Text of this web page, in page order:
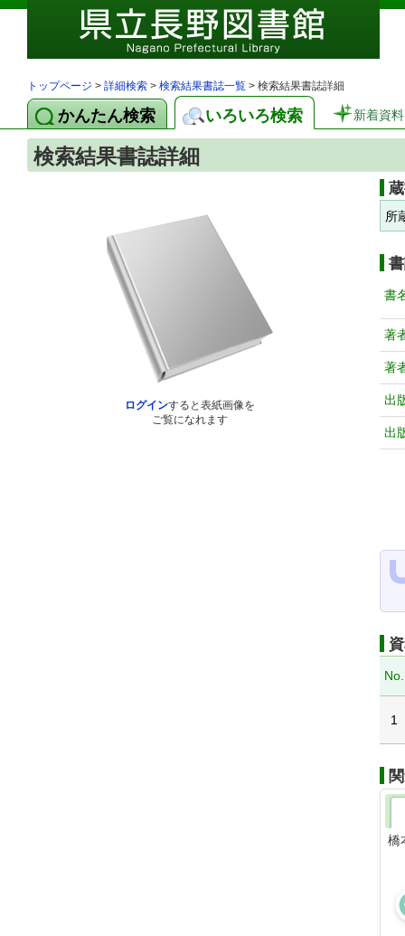
トップページ > 詳細検索 > 検索結果書誌一覧 > 検索結果書誌詳細
かんたん検索 いろいろ検索 新着資料
検索結果書誌詳細
ログインすると表紙画像を
ご覧になれます
所
書
著
著
出
出
No.
1
橋